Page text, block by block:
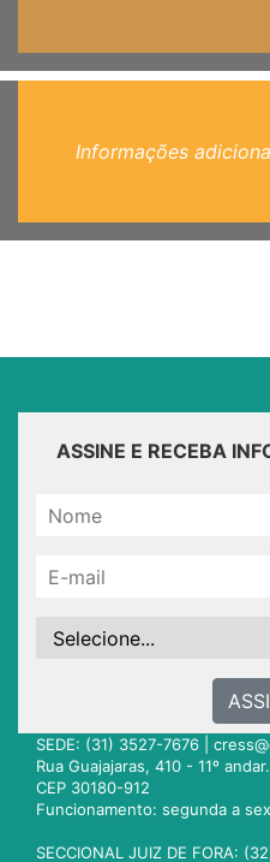
Informações
ASSINE E RECEBA
SEDE: (31) 3527-7676 |
Rua Guajajaras, 410 - 11º
CEP 30180-912
Funcionamento: segunda a
SECCIONAL JUIZ DE FORA: